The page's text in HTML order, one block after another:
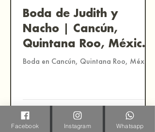
Boda de Judith y
Nacho | Cancún,
Quintana Roo, México
| Fotografía
Boda en Cancún, Quintana Roo, México.
Facebook Instagram Whatsapp